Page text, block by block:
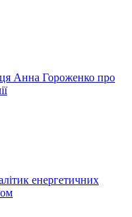
Анна Гороженко про
енергетичних